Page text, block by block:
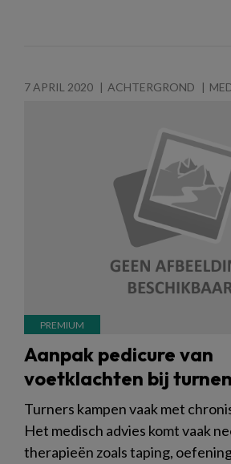
7 APRIL 2020 ACHTERGROND
Aanpak pedicure van
voetklachten bij turnen
Turners kampen vaak met
Het medisch advies komt vaak
therapieën zoals taping,